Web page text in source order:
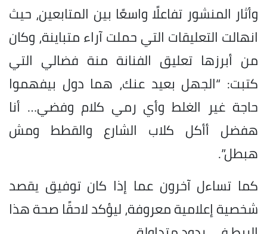
وأثار المنشور تفاعلًا واسعًا بين المتابعين، حيث
انهالت التعليقات التي حملت آراء متباينة، وكان
من أبرزها تعليق الفنانة منة فضالي التي
كتبت: “الجهل بعيد عنك، هما دول بيفهموا
حاجة غير الغلط وأي رمي كلام وفضي… أنا
هفضل أأكل كلاب الشارع والقطط ومش
هبطل”.
كما تساءل آخرون عما إذا كان توفيق يقصد
شخصية إعلامية معروفة، ليؤكد لاحقًا صحة هذا